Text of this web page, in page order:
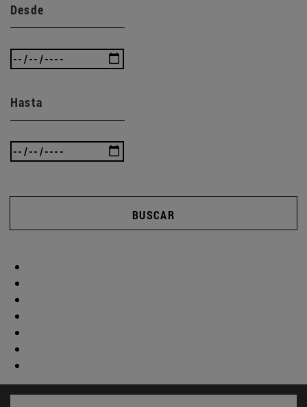
Desde
Hasta
BUSCAR